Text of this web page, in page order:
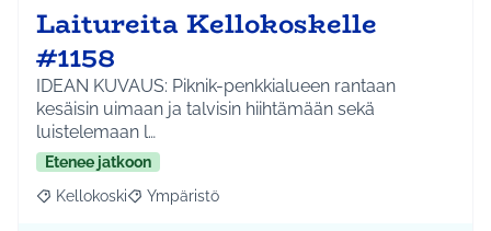
Laitureita Kellokoskelle
#1158
IDEAN KUVAUS: Piknik-penkkialueen rantaan
kesäisin uimaan ja talvisin hiihtämään sekä
luistelemaan l…
Etenee jatkoon
Rajaa tulokset aihepiirin mukaan: Kellokoski
Kellokoski Rajaa tulokset teeman mukaan: Ympäristö
Ympäristö